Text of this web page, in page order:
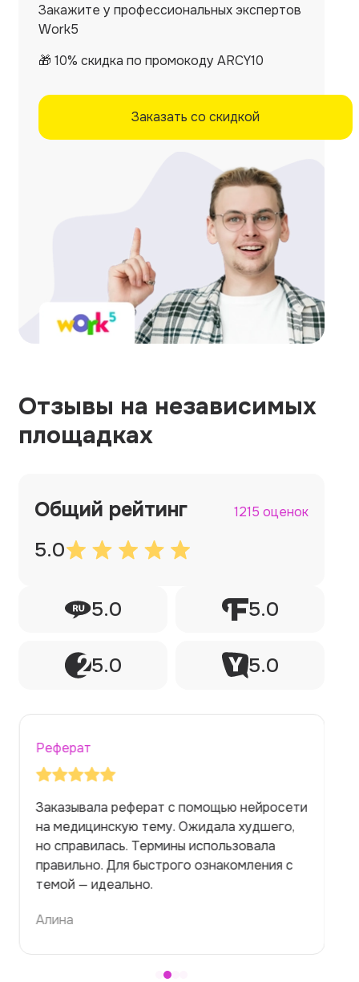
Закажите у профессиональных экспертов
Work5
🎁 10% скидка по промокоду ARCY10
Заказать со скидкой
Отзывы на независимых
площадках
Общий рейтинг 1215 оценок
5.0
5.0 5.0
5.0 5.0
Реферат
Заказывала реферат с помощью нейросети
на медицинскую тему. Ожидала худшего,
но справилась. Термины использовала
правильно. Для быстрого ознакомления с
темой — идеально.
Алина